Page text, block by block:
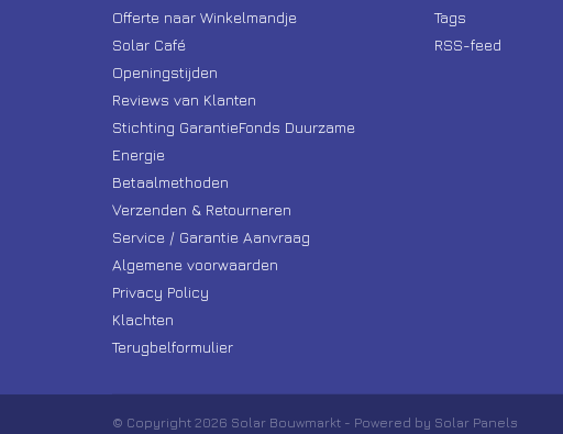
Offerte naar Winkelmandje
Solar Café
Openingstijden
Reviews van Klanten
Stichting GarantieFonds Duurzame
Energie
Betaalmethoden
Verzenden & Retourneren
Service / Garantie Aanvraag
Algemene voorwaarden
Privacy Policy
Klachten
Terugbelformulier
Tags
RSS-feed
© Copyright 2026 Solar Bouwmarkt - Powered by Solar Panels